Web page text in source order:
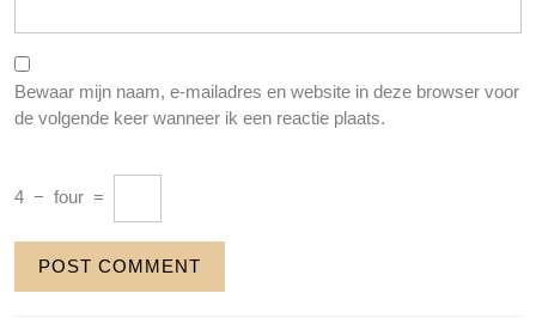
Bewaar mijn naam, e-mailadres en website in deze browser voor
de volgende keer wanneer ik een reactie plaats.
4 − four =